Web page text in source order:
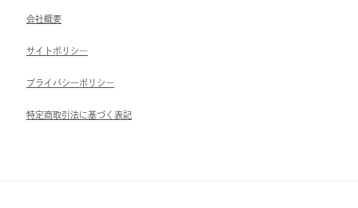
会社概要
サイトポリシ―
ブライパシーポリシ―
特定商取引法に基づく表記